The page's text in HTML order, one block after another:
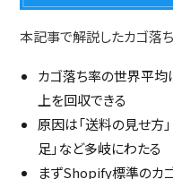
本記事で解説したカゴ落
カゴ落ち率の世界平均
上を回収できる
原因は「送料の見せ方
足」など多岐にわたる
まずShopify標準のカ